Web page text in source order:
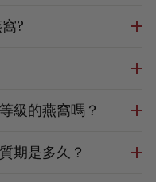
?
級的燕窩嗎？
期是多久？